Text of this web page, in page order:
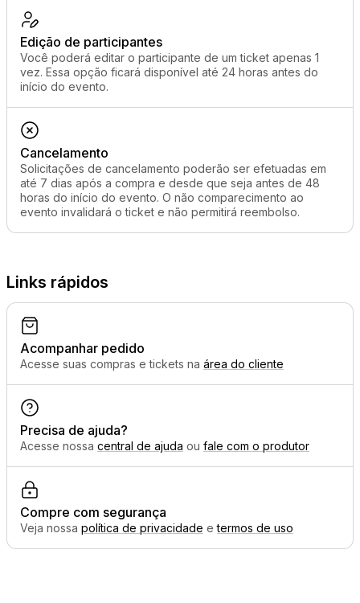
Edição de participantes
Você poderá editar o participante de um ticket apenas 1
vez. Essa opção ficará disponível até 24 horas antes do
início do evento.
Cancelamento
Solicitações de cancelamento poderão ser efetuadas em
até 7 dias após a compra e desde que seja antes de 48
horas do início do evento. O não comparecimento ao
evento invalidará o ticket e não permitirá reembolso.
Links rápidos
Acompanhar pedido
Acesse suas compras e tickets na área do cliente
Precisa de ajuda?
Acesse nossa central de ajuda ou fale com o produtor
Compre com segurança
Veja nossa política de privacidade etermos de uso